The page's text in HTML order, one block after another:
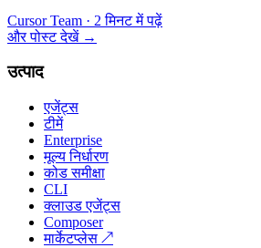
Cursor Team · 2 मिनट में पढ़ें
और पोस्ट देखें→
उत्पाद
एजेंट्स
टीमें
Enterprise
मूल्य निर्धारण
कोड समीक्षा
CLI
क्लाउड एजेंट्स
Composer
मार्केटप्लेस ↗